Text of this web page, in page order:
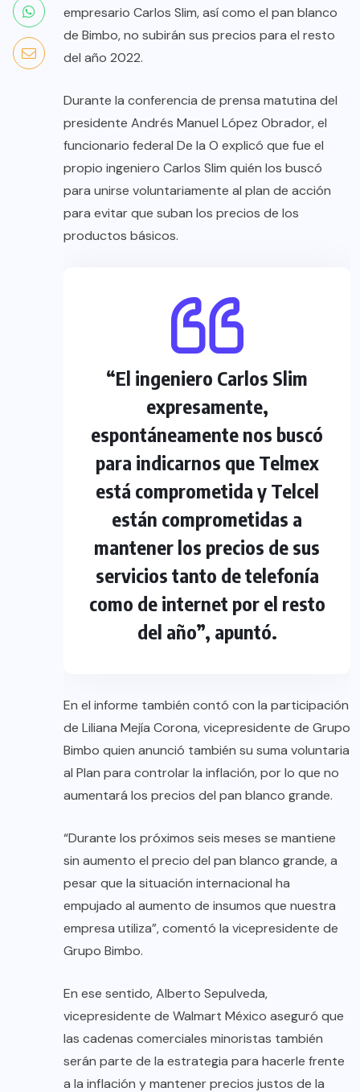
empresario Carlos Slim, así como el pan blanco
de Bimbo, no subirán sus precios para el resto
del año 2022.
Durante la conferencia de prensa matutina del
presidente Andrés Manuel López Obrador, el
funcionario federal De la O explicó que fue el
propio ingeniero Carlos Slim quién los buscó
para unirse voluntariamente al plan de acción
para evitar que suban los precios de los
productos básicos.
“El ingeniero Carlos Slim
expresamente,
espontáneamente nos buscó
para indicarnos que Telmex
está comprometida y Telcel
están comprometidas a
mantener los precios de sus
servicios tanto de telefonía
como de internet por el resto
del año”, apuntó.
En el informe también contó con la participación
de Liliana Mejía Corona, vicepresidente de Grupo
Bimbo quien anunció también su suma voluntaria
al Plan para controlar la inflación, por lo que no
aumentará los precios del pan blanco grande.
“Durante los próximos seis meses se mantiene
sin aumento el precio del pan blanco grande, a
pesar que la situación internacional ha
empujado al aumento de insumos que nuestra
empresa utiliza”, comentó la vicepresidente de
Grupo Bimbo.
En ese sentido, Alberto Sepulveda,
vicepresidente de Walmart México aseguró que
las cadenas comerciales minoristas también
serán parte de la estrategia para hacerle frente
a la inflación y mantener precios justos de la